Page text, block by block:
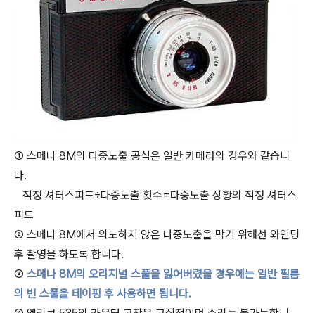
① 스메나 8M의 다중노출 공식은 일반 카메라의 경우와 같습니
다.
적정 셔터스피드÷다중노출 횟수=다중노출 상황의 적정 셔터스
피드
② 스메나 8M에서 의도하지 않은 다중노출을 막기 위해선 와인딩
후 촬영을 하도록 합니다.
③ 스메나 8M의 오리지널 스풀을 잃어버렸을 경우에는 일반 필름
의 빈 스풀을 테이핑 후 사용하면 됩니다.